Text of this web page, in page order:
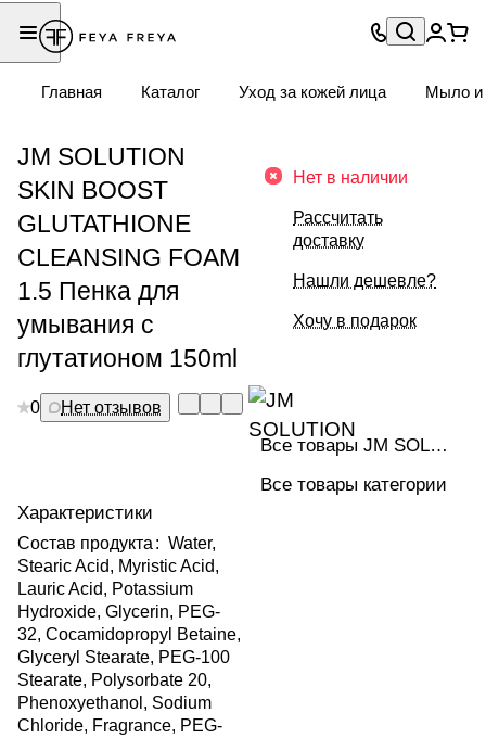
Главная Каталог Уход за кожей лица Мыло и
JM SOLUTION
SKIN BOOST
GLUTATHIONE
CLEANSING FOAM
1.5 Пенка для
умывания с
глутатионом 150ml
0 Нет отзывов
Характеристики
Состав продукта : Water,
Stearic Acid, Myristic Acid,
Lauric Acid, Potassium
Hydroxide, Glycerin, PEG-
32, Cocamidopropyl Betaine,
Glyceryl Stearate, PEG-100
Stearate, Polysorbate 20,
Phenoxyethanol, Sodium
Chloride, Fragrance, PEG-
Нет в наличии
Рассчитать
доставку
Нашли дешевле?
Хочу в подарок
Все товары JM SOLUTION
Все товары категории